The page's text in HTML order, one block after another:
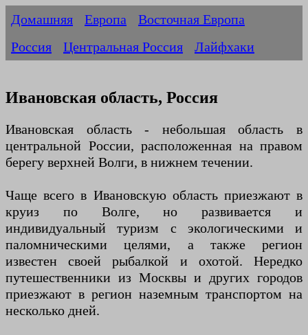
Домашняя Европа
Восточная Европа
Россия
Центральная Россия Лайфхаки
Ивановская область, Россия
Ивановская область - небольшая область в
центральной России, расположенная на правом
берегу верхней Волги, в нижнем течении.
Чаще всего в Ивановскую область приезжают в
круиз по Волге, но развивается и
индивидуальный туризм с экологическими и
паломническими целями, а также регион
известен своей рыбалкой и охотой. Нередко
путешественники из Москвы и других городов
приезжают в регион наземным транспортом на
несколько дней.